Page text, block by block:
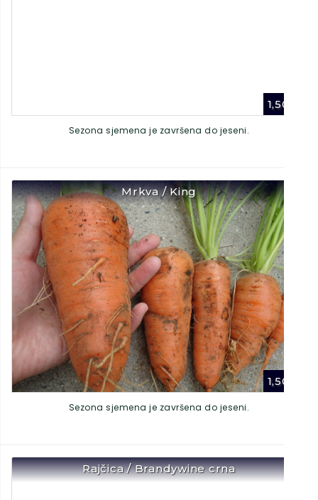
1,50
Sezona sjemena je završena do jeseni.
Mrkva / King
1,50
Sezona sjemena je završena do jeseni.
Rajčica / Brandywine crna